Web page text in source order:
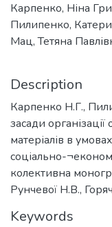
Карпенко, Ніна
Пилипенко,
Мац, Тетяна
Description
Карпенко Н.Г.,
засади
матеріалів в
соціально-
колективна
Рунчевої Н.В.,
Keywords